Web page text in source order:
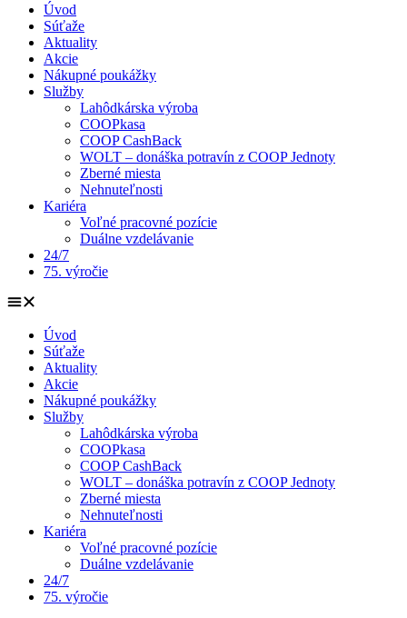
Úvod
Súťaže
Aktuality
Akcie
Nákupné poukážky
Služby
Lahôdkárska výroba
COOPkasa
COOP CashBack
WOLT – donáška potravín z COOP Jednoty
Zberné miesta
Nehnuteľnosti
Kariéra
Voľné pracovné pozície
Duálne vzdelávanie
24/7
75. výročie
Úvod
Súťaže
Aktuality
Akcie
Nákupné poukážky
Služby
Lahôdkárska výroba
COOPkasa
COOP CashBack
WOLT – donáška potravín z COOP Jednoty
Zberné miesta
Nehnuteľnosti
Kariéra
Voľné pracovné pozície
Duálne vzdelávanie
24/7
75. výročie